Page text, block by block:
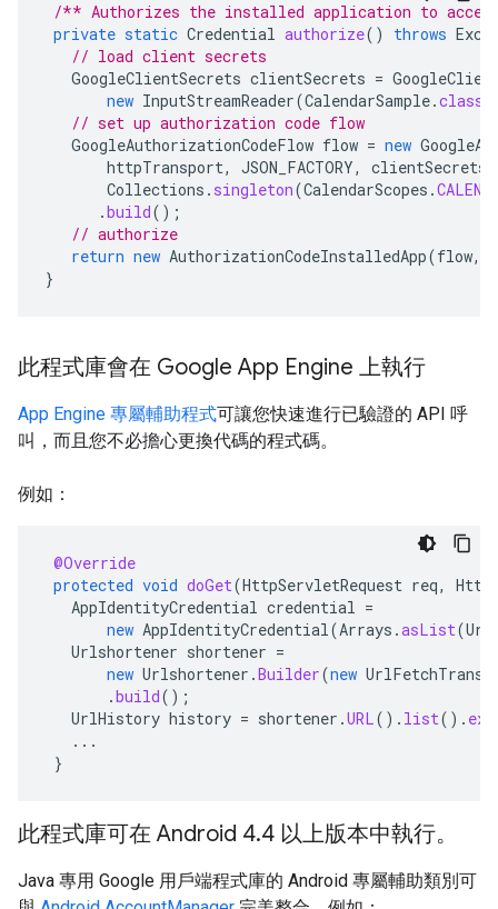
/** Authorizes the installed application to
private static Credential authorize() throws
// load client secrets
GoogleClientSecrets clientSecrets =
new InputStreamReader(CalendarSample.class
// set up authorization code flow
GoogleAuthorizationCodeFlow flow = new
httpTransport, JSON_FACTORY, clientSecrets
Collections . singleton(CalendarScopes .
.build();
// authorize
return new AuthorizationCodeInstalledApp(flow,
}
此程式庫會在 Google App Engine 上執行
App Engine 專屬輔助程式可讓您快速進行已驗證的 API 呼
叫，而且您不必擔心更換代碼的程式碼。
例如：
@Override
protected void doGet(HttpServletRequest req,
AppIdentityCredential credential =
new AppIdentityCredential(Arrays .asList(
Urlshortener shortener =
new Urlshortener .Builder(new
.build();
UrlHistory history = shortener .URL(). list().
...
}
此程式庫可在 Android 4.4 以上版本中執行。
Java 專用 Google 用戶端程式庫的 Android 專屬輔助類別可